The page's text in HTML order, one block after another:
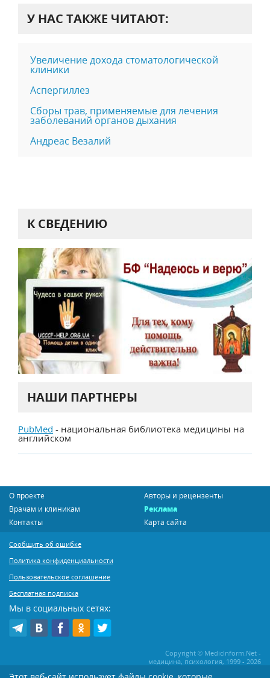
У НАС ТАКЖЕ ЧИТАЮТ:
Увеличение дохода стоматологической
клиники
Аспергиллез
Сборы трав, применяемые для лечения
заболеваний органов дыхания
Андреас Везалий
К СВЕДЕНИЮ
НАШИ ПАРТНЕРЫ
PubMed - национальная библиотека медицины на
английском
О проекте
Авторы и рецензенты
Врачам и клиникам
Реклама
Контакты
Карта сайта
Сообщить об ошибке
Политика конфиденциальности
Пользовательское соглашение
Бесплатная подписка
Мы в социальных сетях:
Copyright © MedicInform.Net -
медицина, психология, 1999 - 2026